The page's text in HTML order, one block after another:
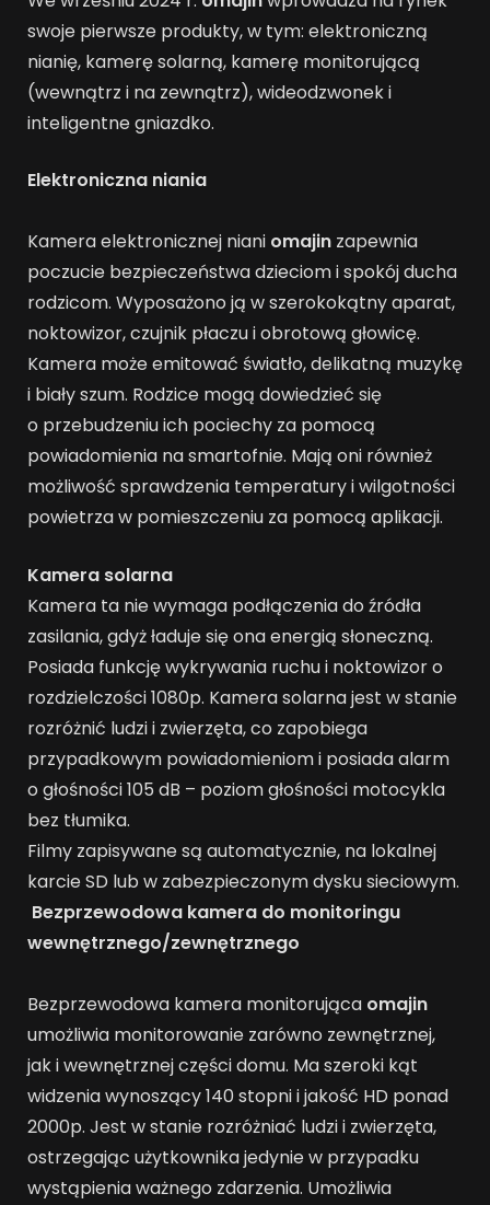
swoje pierwsze produkty, w tym: elektroniczną
nianię, kamerę solarną, kamerę monitorującą
(wewnątrz i na zewnątrz), wideodzwonek i
inteligentne gniazdko.
Elektroniczna niania
Kamera elektronicznej niani omajin zapewnia
poczucie bezpieczeństwa dzieciom i spokój ducha
rodzicom. Wyposażono ją w szerokokątny aparat,
noktowizor, czujnik płaczu i obrotową głowicę.
Kamera może emitować światło, delikatną muzykę
i biały szum. Rodzice mogą dowiedzieć się
o przebudzeniu ich pociechy za pomocą
powiadomienia na smartofnie. Mają oni również
możliwość sprawdzenia temperatury i wilgotności
powietrza w pomieszczeniu za pomocą aplikacji.
Kamera solarna
Kamera ta nie wymaga podłączenia do źródła
zasilania, gdyż ładuje się ona energią słoneczną.
Posiada funkcję wykrywania ruchu i noktowizor o
rozdzielczości 1080p. Kamera solarna jest w stanie
rozróżnić ludzi i zwierzęta, co zapobiega
przypadkowym powiadomieniom i posiada alarm
o głośności 105 dB – poziom głośności motocykla
bez tłumika.
Filmy zapisywane są automatycznie, na lokalnej
karcie SD lub w zabezpieczonym dysku sieciowym.
Bezprzewodowa kamera do monitoringu
wewnętrznego/zewnętrznego
Bezprzewodowa kamera monitorująca omajin
umożliwia monitorowanie zarówno zewnętrznej,
jak i wewnętrznej części domu. Ma szeroki kąt
widzenia wynoszący 140 stopni i jakość HD ponad
2000p. Jest w stanie rozróżniać ludzi i zwierzęta,
ostrzegając użytkownika jedynie w przypadku
wystąpienia ważnego zdarzenia. Umożliwia